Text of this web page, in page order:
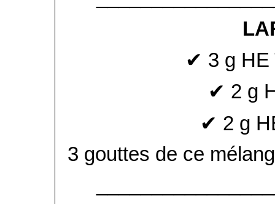
✔ 3 g HE
✔ 2 g
✔ 2 g
3 gouttes de ce